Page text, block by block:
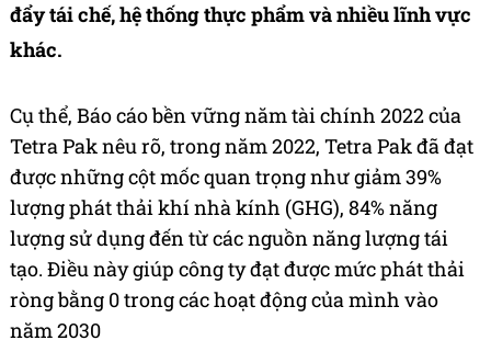
đẩy tái chế, hệ thống thực phẩm và nhiều lĩnh vực
khác.
Cụ thể, Báo cáo bền vững năm tài chính 2022 của
Tetra Pak nêu rõ, trong năm 2022, Tetra Pak đã đạt
được những cột mốc quan trọng như giảm 39%
lượng phát thải khí nhà kính (GHG), 84% năng
lượng sử dụng đến từ các nguồn năng lượng tái
tạo. Điều này giúp công ty đạt được mức phát thải
ròng bằng 0 trong các hoạt động của mình vào
năm 2030